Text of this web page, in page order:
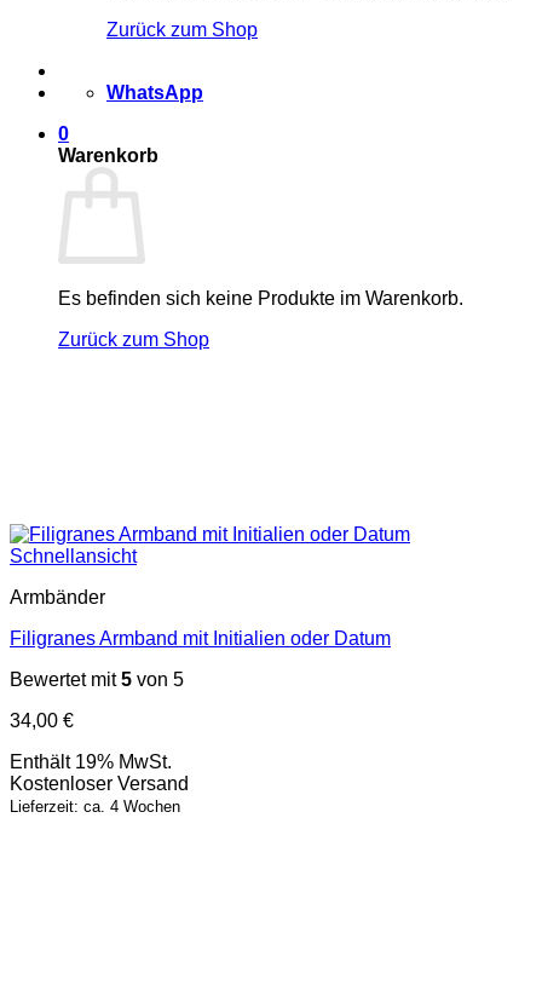
Zurück zum Shop
WhatsApp
0
Warenkorb
Es befinden sich keine Produkte im Warenkorb.
Zurück zum Shop
Schnellansicht
Armbänder
Filigranes Armband mit Initialien oder Datum
Bewertet mit5 von 5
34,00 €
Enthält 19% MwSt.
Kostenloser Versand
Lieferzeit: ca. 4 Wochen